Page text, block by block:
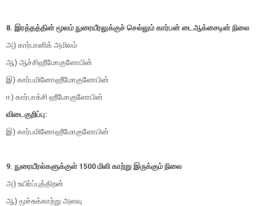
8. இரத்தத்தின் மூலம் நுரையீரலுக்குச் செல்லும் கார்பன் டைஆக்சைடின் நிலை
அ) கார்பானிக் அமிலம்
ஆ) ஆச்சிஹீமோகுளோபின்
இ) கார்பமினோஹீமோகுளோபின்
ஈ) கார்பாக்சி ஹீமோகுளோபின்
விடைகுறிப்பு:
இ) கார்பமினோஹீமோகுளோபின்
9. நுரையீரல்களுக்குள் 1500 மிலி காற்று இருக்கும் நிலை
அ) உயிர்ப்புத்திறன்
ஆ) மூச்சுக்காற்று அளவு